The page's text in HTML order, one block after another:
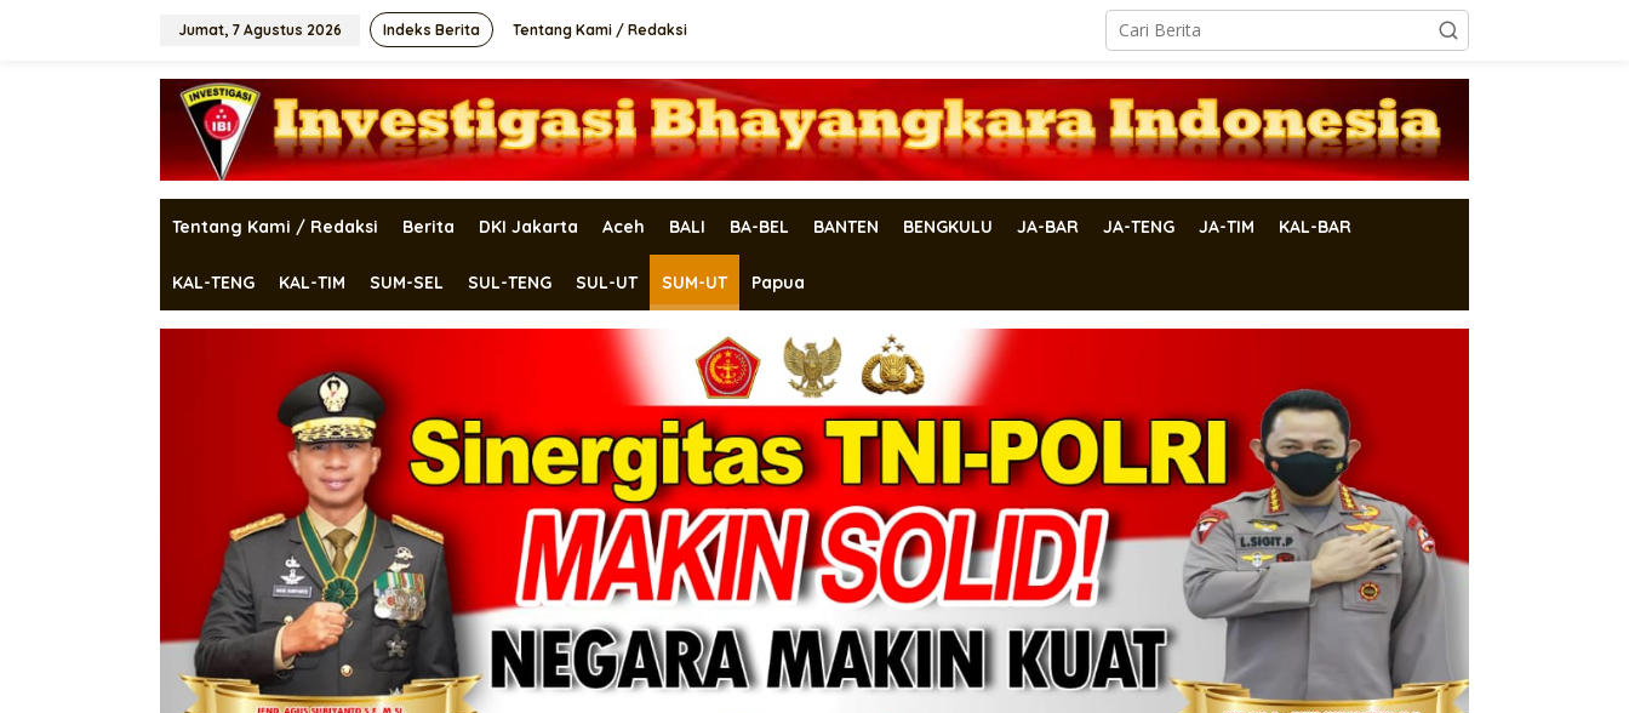
Jumat, 7 Agustus 2026 Indeks Berita Tentang Kami / Redaksi
Tentang Kami / Redaksi Berita DKI Jakarta Aceh BALI BA-BEL BANTEN BENGKULU JA-BAR JA-TENG JA-TIM KAL-BAR
KAL-TENG KAL-TIM SUM-SEL SUL-TENG SUL-UT SUM-UT Papua